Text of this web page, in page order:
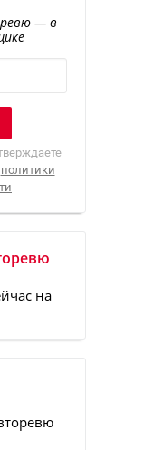
— в
политики
на